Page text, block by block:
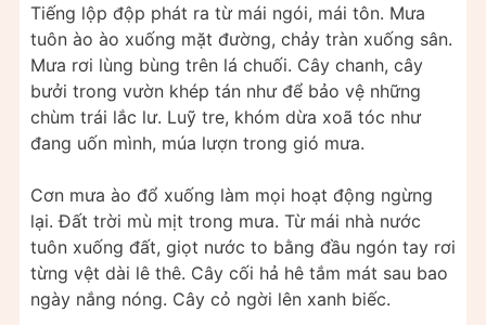
Tiếng lộp độp phát ra từ mái ngói, mái tôn. Mưa
tuôn ào ào xuống mặt đường, chảy tràn xuống sân.
Mưa rơi lùng bùng trên lá chuối. Cây chanh, cây
bưởi trong vườn khép tán như để bảo vệ những
chùm trái lắc lư. Luỹ tre, khóm dừa xoã tóc như
đang uốn mình, múa lượn trong gió mưa.
Cơn mưa ào đổ xuống làm mọi hoạt động ngừng
lại. Đất trời mù mịt trong mưa. Từ mái nhà nước
tuôn xuống đất, giọt nước to bằng đầu ngón tay rơi
từng vệt dài lê thê. Cây cối hả hê tắm mát sau bao
ngày nắng nóng. Cây cỏ ngời lên xanh biếc.